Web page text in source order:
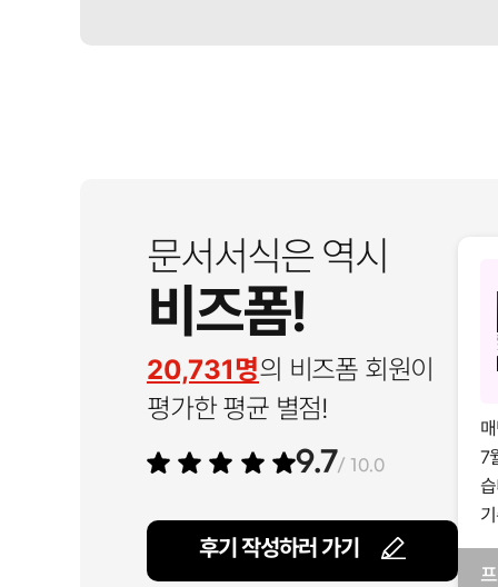
문서서식은 역시
비즈폼!
20,731명의 비즈폼 회원이
평가한 평균 별점!
9.7/ 10.0
후기 작성하러 가기
7